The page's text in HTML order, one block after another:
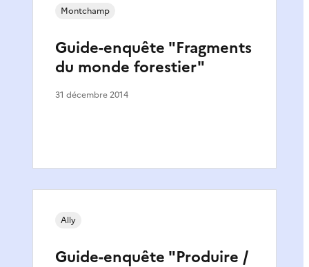
Guide-enquête "Fragments
du monde forestier"
Montchamp
31 décembre 2014
Guide-enquête "Produire /
Ally